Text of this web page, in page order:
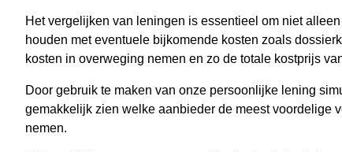
Het vergelijken van leningen is essentieel om niet
houden met eventuele bijkomende kosten zoals
kosten in overweging nemen en zo de totale kostprijs
Door gebruik te maken van onze persoonlijke lening
gemakkelijk zien welke aanbieder de meest voordelige
nemen.